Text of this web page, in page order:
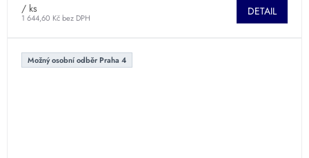
1 644,60 Kč bez DPH
/ ks DETAIL
Možný osobní odběr Praha 4